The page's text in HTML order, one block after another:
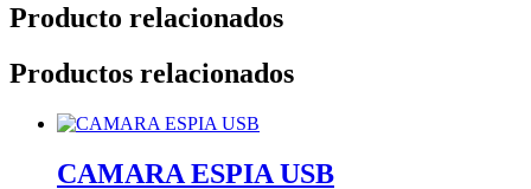
Producto relacionados
Productos relacionados
CAMARA ESPIA USB